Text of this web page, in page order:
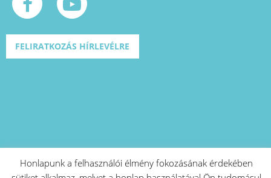
FELIRATKOZÁS HÍRLEVÉLRE
Honlapunk a felhasználói élmény fokozásának érdekében